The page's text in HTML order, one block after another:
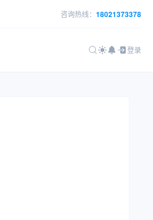
咨询热线： 18021373378
登录